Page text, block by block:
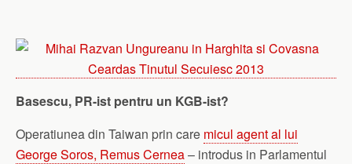
Basescu, PR-ist pentru un KGB-ist?
Operatiunea din Taiwan prin care micul agent al lui
George Soros, Remus Cernea– introdus in Parlamentul